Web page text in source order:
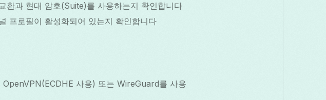
환과 현대 암호(Suite)를 사용하는지 확인합니다
프로필이 활성화되어 있는지 확인합니다
사용) 또는 WireGuard를 사용